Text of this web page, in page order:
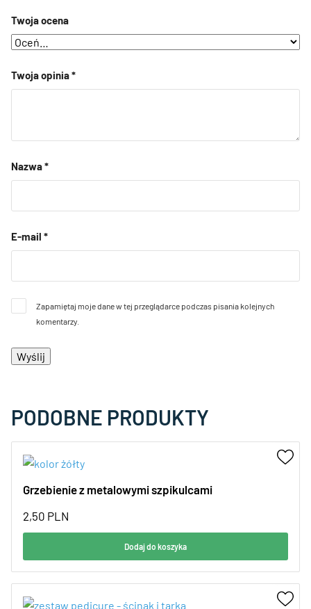
Twoja ocena
Twoja opinia*
Nazwa*
E-mail *
Zapamiętaj moje dane w tej przeglądarce podczas pisania kolejnych
komentarzy.
PODOBNE PRODUKTY
Grzebienie z metalowymi szpikulcami
2,50 PLN
Dodaj do koszyka